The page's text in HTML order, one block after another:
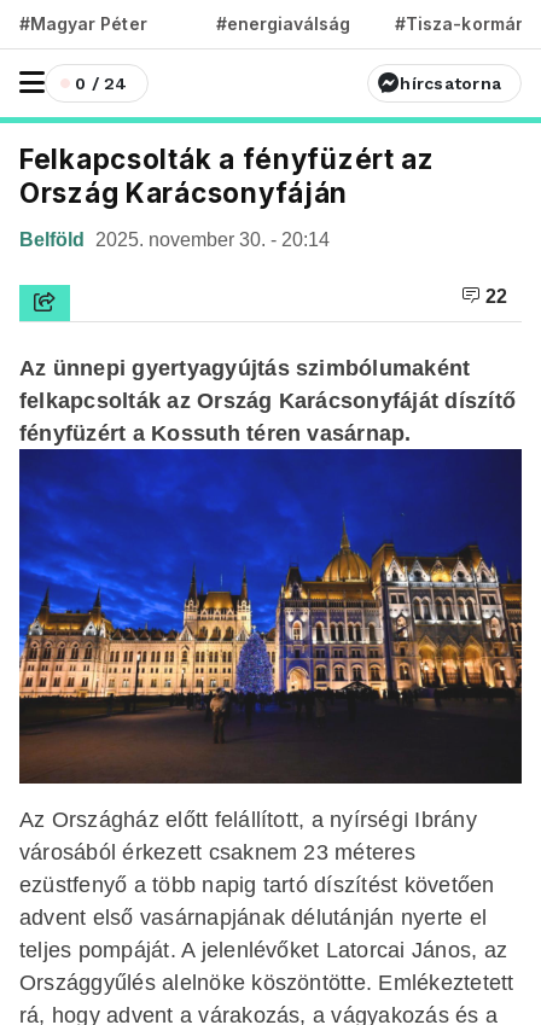
#Magyar Péter #energiaválság #Tisza-kormány
0 / 24 hírcsatorna
Felkapcsolták a fényfüzért az
Ország Karácsonyfáján
Belföld 2025. november 30. - 20:14
22
Az ünnepi gyertyagyújtás szimbólumaként
felkapcsolták az Ország Karácsonyfáját díszítő
fényfüzért a Kossuth téren vasárnap.
Az Országház előtt felállított, a nyírségi Ibrány
városából érkezett csaknem 23 méteres
ezüstfenyő a több napig tartó díszítést követően
advent első vasárnapjának délutánján nyerte el
teljes pompáját. A jelenlévőket Latorcai János, az
Országgyűlés alelnöke köszöntötte. Emlékeztetett
rá, hogy advent a várakozás, a vágyakozás és a